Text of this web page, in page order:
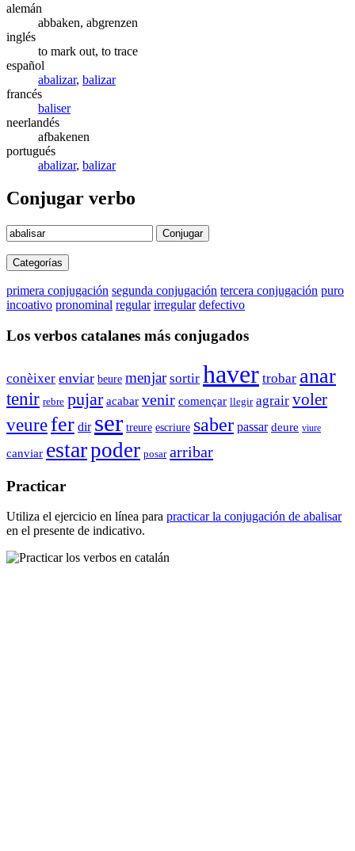
alemán
abbaken, abgrenzen
inglés
to mark out, to trace
español
abalizar, balizar
francés
baliser
neerlandés
afbakenen
portugués
abalizar, balizar
Conjugar verbo
Conjugar
Categorías
primera conjugación segunda conjugación tercera conjugación puro
incoativo pronominal regular irregular defectivo
Los verbos catalanes más conjugados
conèixer enviar beure menjar sortir haver trobar anar
tenir rebre pujar acabar venir començar llegir agrair voler
veurefer dir ser treure escriure saber passar deure viure
canviar estarpoder posar arribar
Practicar
Utiliza el ejercicio en línea para practicar la conjugación de abalisar
en el presente de indicativo.